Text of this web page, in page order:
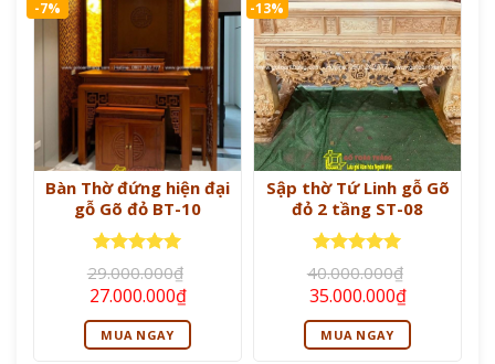
-7%
Bàn Thờ đứng hiện đại
gỗ Gõ đỏ BT-10
Được xếp
hạng55
sao
29.000.000₫
Giá
gốc
là:
29.000.000₫.
27.000.000₫Giá
hiện
tại
là:
MUA NGAY
-13%
Sập thờ Tứ Linh gỗ Gõ
đỏ 2 tầng ST-08
Được xếp
hạng55
sao
40.000.000₫
Giá
gốc
là:
40.000.000₫.
35.000.000₫Giá
hiện
tại
là:
MUA NGAY